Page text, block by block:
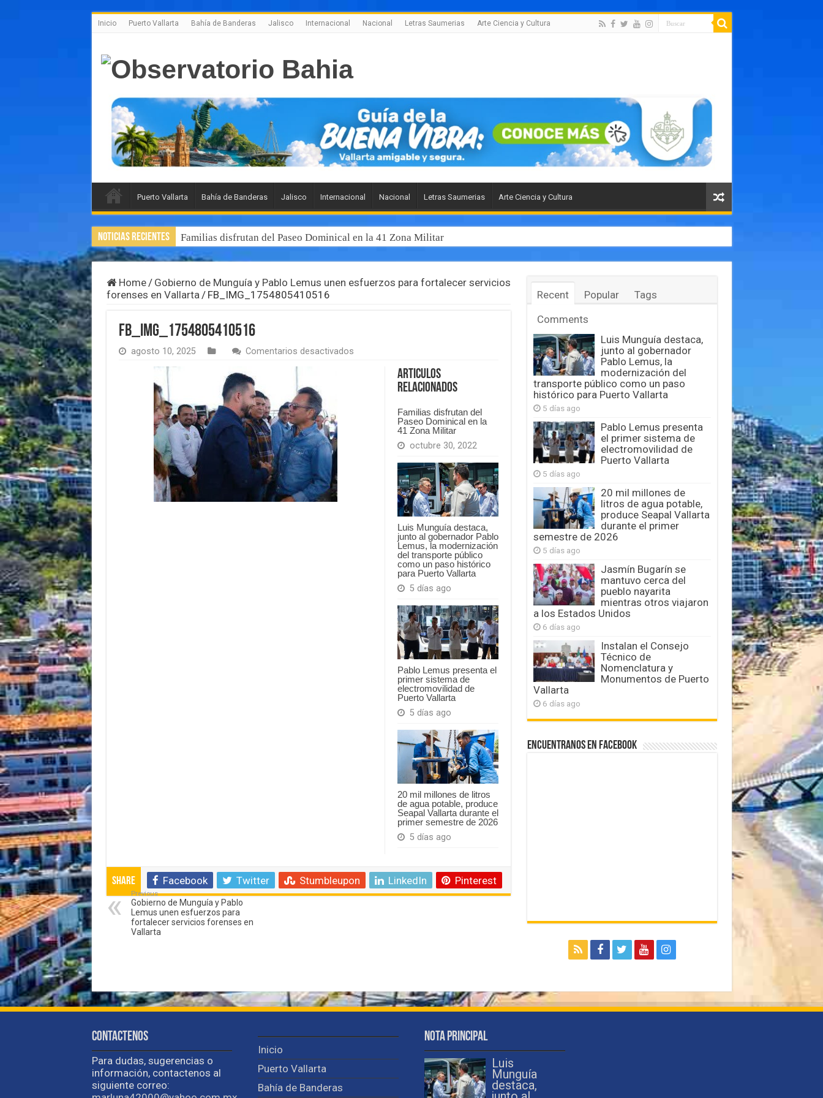
Inicio Puerto Vallarta Bahía de Banderas Jalisco Internacional Nacional Letras Saumerias Arte Ciencia y Cultura
Puerto Vallarta Bahía de Banderas Jalisco Internacional Nacional Letras Saumerias Arte Ciencia y Cultura
Noticias Recientes Familias disfrutan del Paseo Dominical en la 41 Zona Militar
Home/ Gobierno de Munguía y Pablo Lemus unen esfuerzos para fortalecer servicios
forenses en Vallarta/ FB_IMG_1754805410516
FB_IMG_1754805410516
agosto 10, 2025 Comentarios desactivadosen
Articulos
Relacionados
Familias disfrutan del
Paseo Dominical en la
41 Zona Militar
octubre 30, 2022
Luis Munguía destaca,
junto al gobernador Pablo
Lemus, la modernización
del transporte público
como un paso histórico
para Puerto Vallarta
5 días ago
Pablo Lemus presenta el
primer sistema de
electromovilidad de
Puerto Vallarta
5 días ago
20 mil millones de litros
de agua potable, produce
Seapal Vallarta durante el
primer semestre de 2026
5 días ago
Share Facebook Twitter Stumbleupon LinkedIn Pinterest
Previous
Gobierno de Munguía y Pablo
Lemus unen esfuerzos para
fortalecer servicios forenses en
Vallarta
Recent Popular
Tags
Comments
Luis Munguía destaca,
junto al gobernador
Pablo Lemus, la
modernización del
transporte público como un paso
histórico para Puerto Vallarta
5 días ago
Pablo Lemus presenta
el primer sistema de
electromovilidad de
Puerto Vallarta
5 días ago
20 mil millones de
litros de agua potable,
produce Seapal Vallarta
durante el primer
semestre de 2026
5 días ago
Jasmín Bugarín se
mantuvo cerca del
pueblo nayarita
mientras otros viajaron
a los Estados Unidos
6 días ago
Instalan el Consejo
Técnico de
Nomenclatura y
Monumentos de Puerto
Vallarta
6 días ago
Encuentranos en Facebook
Contactenos
Para dudas, sugerencias o
información, contactenos al
siguiente correo:
Inicio
Puerto Vallarta
Bahía de Banderas
Nota Principal
Luis
Munguía
destaca,